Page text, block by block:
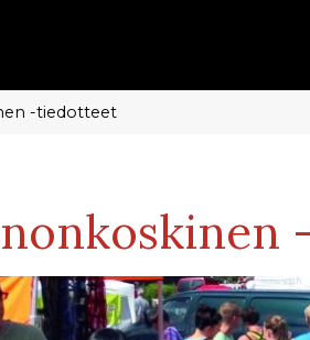
-tiedotteet